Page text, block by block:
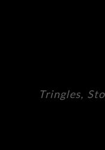
Tringles,